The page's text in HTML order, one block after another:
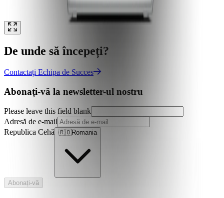
De unde să începeți?
Contactați Echipa de Succes
Abonați-vă la newsletter-ul nostru
Please leave this field blank
Adresă de e-mail
Republica Cehă 🇷🇴Romania
Abonați-vă